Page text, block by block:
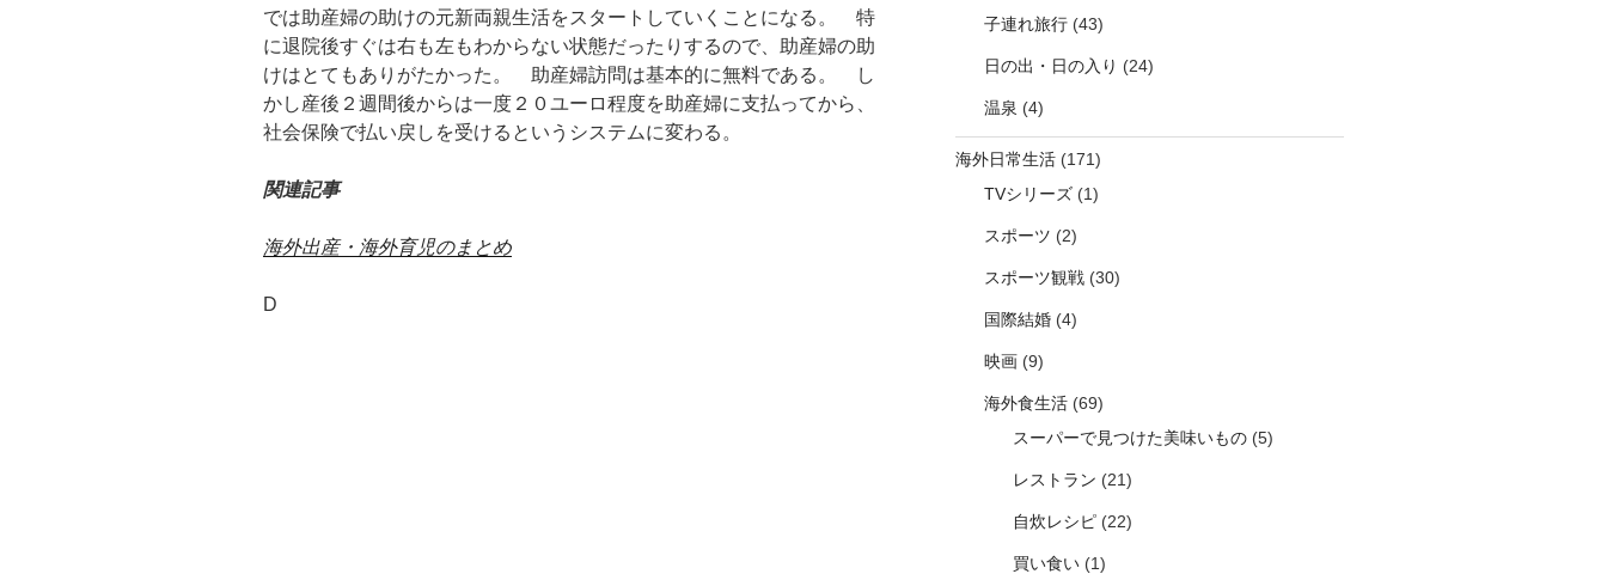
では助産婦の助けの元新両親生活をスタートしていくことになる。 特
に退院後すぐは右も左もわからない状態だったりするので、助産婦の助
けはとてもありがたかった。 助産婦訪問は基本的に無料である。 し
かし産後２週間後からは一度２０ユーロ程度を助産婦に支払ってから、
社会保険で払い戻しを受けるというシステムに変わる。
関連記事
海外出産・海外育児のまとめ
D
子連れ旅行(43)
日の出・日の入り (24)
温泉 (4)
海外日常生活(171)
TVシリーズ(1)
スポーツ (2)
スポーツ観戦(30)
国際結婚(4)
映画(9)
海外食生活(69)
スーパーで見つけた美味いもの(5)
レストラン (21)
自炊レシピ(22)
買い食い(1)